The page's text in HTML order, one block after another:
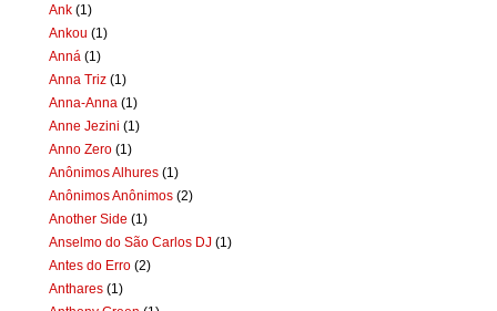
Ank (1)
Ankou (1)
Anná (1)
Anna Triz (1)
Anna-Anna (1)
Anne Jezini (1)
Anno Zero (1)
Anônimos Alhures (1)
Anônimos Anônimos (2)
Another Side (1)
Anselmo do São Carlos DJ (1)
Antes do Erro (2)
Anthares (1)